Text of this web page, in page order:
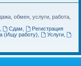
обмен, услуги, работа,
Сдам
Регистрация
(Ищу работу) Услуги,